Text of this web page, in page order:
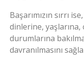
Başarımızın sırrı
dinlerine,
durumlarına
davranılmasını